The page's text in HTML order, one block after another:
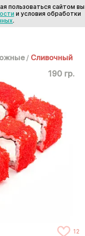
/ Сливочный
190 гр.
12
пользоваться сайтом вы
и условия обработки
.